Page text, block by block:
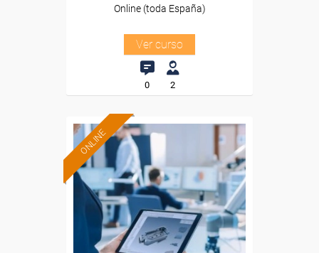
Online (toda España)
Ver curso
0 2
ONLINE
Formación 100%
subvencionada.
Para desempleados,
trabajadores y autónomos.
Sector